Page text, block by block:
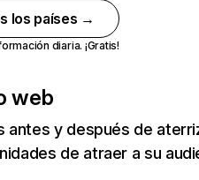
los países →
diaria. ¡Gratis!
web
antes y después de
de atraer a su